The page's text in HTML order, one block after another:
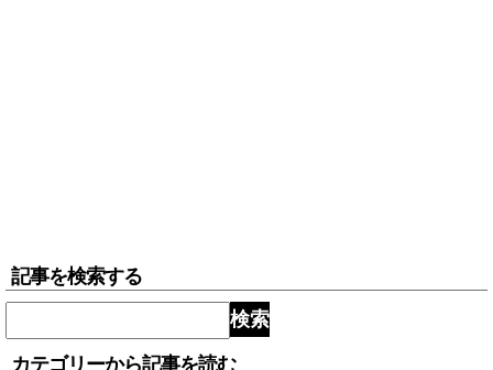
記事を検索する
検索
カテゴリーから記事を読む